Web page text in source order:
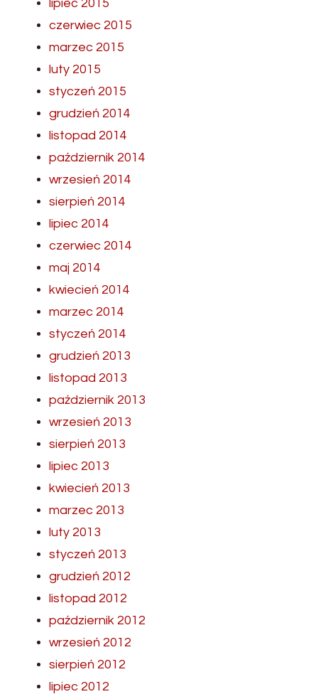
lipiec 2015
czerwiec 2015
marzec 2015
luty 2015
styczeń 2015
grudzień 2014
listopad 2014
październik 2014
wrzesień 2014
sierpień 2014
lipiec 2014
czerwiec 2014
maj 2014
kwiecień 2014
marzec 2014
styczeń 2014
grudzień 2013
listopad 2013
październik 2013
wrzesień 2013
sierpień 2013
lipiec 2013
kwiecień 2013
marzec 2013
luty 2013
styczeń 2013
grudzień 2012
listopad 2012
październik 2012
wrzesień 2012
sierpień 2012
lipiec 2012